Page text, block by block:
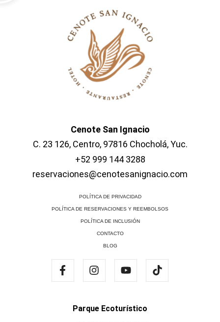
Cenote San Ignacio
C. 23 126, Centro, 97816 Chocholá, Yuc.
+52 999 144 3288
reservaciones@cenotesanignacio.com
POLÍTICA DE PRIVACIDAD
POLÍTICA DE RESERVACIONES Y REEMBOLSOS
POLÍTICA DE INCLUSIÓN
CONTACTO
BLOG
Parque Ecoturístico